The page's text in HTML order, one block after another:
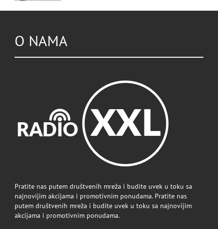
O NAMA
Pratite nas putem društvenih mreža i budite uvek u toku sa
najnovijim akcijama i promotivnim ponudama. Pratite nas
putem društvenih mreža i budite uvek u toku sa najnovijim
akcijama i promotivnim ponudama.